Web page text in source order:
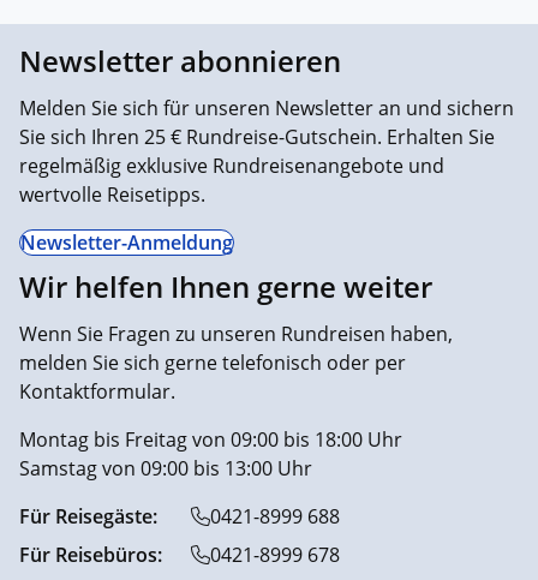
Newsletter abonnieren
Melden Sie sich für unseren Newsletter an und sichern
Sie sich Ihren 25 € Rundreise-Gutschein. Erhalten Sie
regelmäßig exklusive Rundreisenangebote und
wertvolle Reisetipps.
Newsletter-Anmeldung
Wir helfen Ihnen gerne weiter
Wenn Sie Fragen zu unseren Rundreisen haben,
melden Sie sich gerne telefonisch oder per
Kontaktformular.
Montag bis Freitag von 09:00 bis 18:00 Uhr
Samstag von 09:00 bis 13:00 Uhr
Für Reisegäste:
0421-8999 688
Für Reisebüros:
0421-8999 678